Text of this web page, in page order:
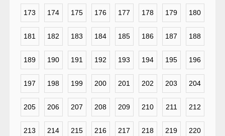
173 174 175 176 177 178 179 180
181 182 183 184 185 186 187 188
189 190 191 192 193 194 195 196
197 198 199 200 201 202 203 204
205 206 207 208 209 210 211 212
213 214 215 216 217 218 219 220